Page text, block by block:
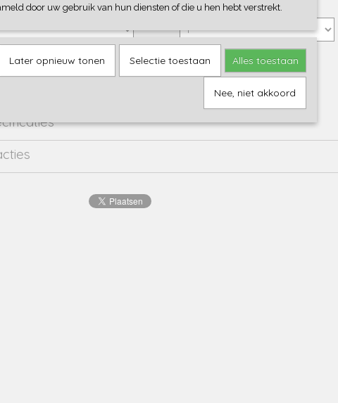
Aantal
IN WINKELWAGEN
leverancier
eva
door uw gebruik van hun diensten of die u hen hebt verstrekt.
Later opnieuw tonen Selectie toestaan Alles toestaan
Nee, niet akkoord